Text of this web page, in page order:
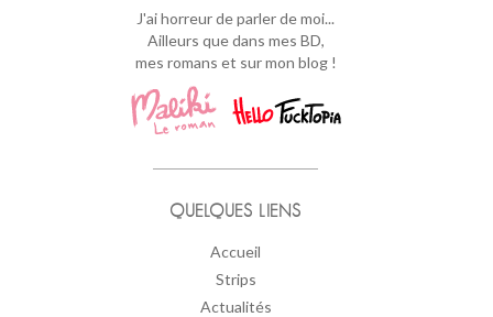
J'ai horreur de parler de moi...
Ailleurs que dans mes BD,
mes romans et sur mon blog !
QUELQUES LIENS
Accueil
Strips
Actualités